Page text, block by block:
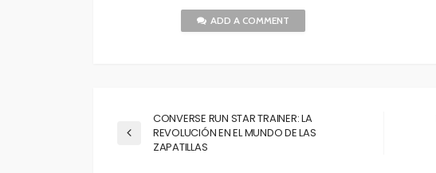
ADD A COMMENT
CONVERSE RUN STAR TRAINER: LA
REVOLUCIÓN EN EL MUNDO DE LAS
ZAPATILLAS